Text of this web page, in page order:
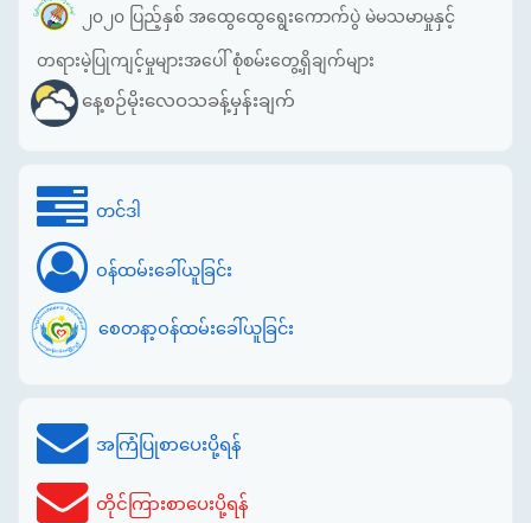
၂၀၂၀ ပြည့်နှစ် အထွေထွေရွေးကောက်ပွဲ မဲမသမာမှုနှင့်
တရားမဲ့ပြုကျင့်မှုများအပေါ် စုံစမ်းတွေ့ရှိချက်များ
နေ့စဉ်မိုးလေဝသခန့်မှန်းချက်
တင်ဒါ
ဝန်ထမ်းခေါ်ယူခြင်း
စေတနာ့ဝန်ထမ်းခေါ်ယူခြင်း
အကြံပြုစာပေးပို့ရန်
တိုင်ကြားစာပေးပို့ရန်